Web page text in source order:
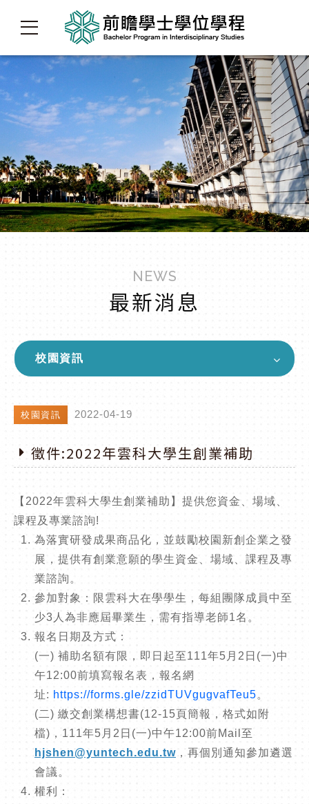
NEWS
最新消息
校園資訊
校園資訊 2022-04-19
徵件:2022年雲科大學生創業補助
【2022年雲科大學生創業補助】提供您資金、場域、
課程及專業諮詢!
為落實研發成果商品化，並鼓勵校園新創企業之發
展，提供有創業意願的學生資金、場域、課程及專
業諮詢。
參加對象：限雲科大在學學生，每組團隊成員中至
少3人為非應屆畢業生，需有指導老師1名。
報名日期及方式：
(一) 補助名額有限，即日起至111年5月2日(一)中
午12:00前填寫報名表，報名網
址: https://forms.gle/zzidTUVgugvafTeu5。
(二) 繳交創業構想書(12-15頁簡報，格式如附
檔)，111年5月2日(一)中午12:00前Mail至
hjshen@yuntech.edu.tw ，再個別通知參加遴選
會議。
權利：